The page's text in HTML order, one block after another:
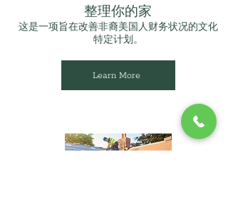
整理你的家
这是一项旨在改善非裔美国人财务状况的文化
特定计划。
Learn More